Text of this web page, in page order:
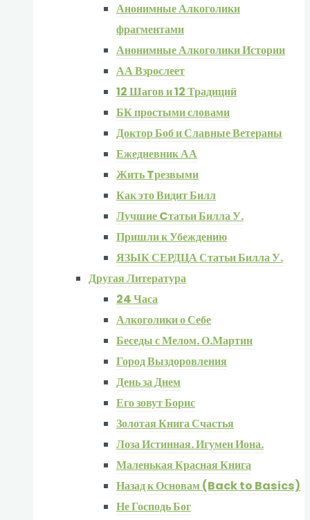
Анонимные Алкоголики
фрагментами
Анонимные Алкоголики Истории
АА Взрослеет
12 Шагов и 12 Традиций
БК простыми словами
Доктор Боб и Славные Ветераны
Ежедневник АА
Жить Tрезвыми
Как это Видит Билл
Лучшие Cтатьи Билла У.
Пришли к Убеждению
ЯЗЫК СЕРДЦА Статьи Билла У.
Другая Литература
24 Часа
Алкоголики о Себе
Беседы с Мелом. О.Мартин
Город Выздоровления
День за Днем
Его зовут Борис
Золотая Книга Счастья
Лоза Истинная. Игумен Иона.
Маленькая Красная Книга
Назад к Основам (Back to Basics)
Не Господь Бог